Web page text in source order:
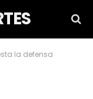
la defensa